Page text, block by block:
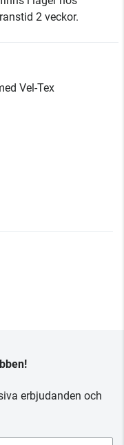
2 veckor.
Vel-Tex
erbjudanden och